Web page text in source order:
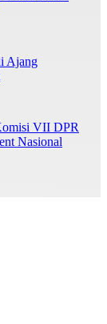
Ajang
VII DPR
Nasional